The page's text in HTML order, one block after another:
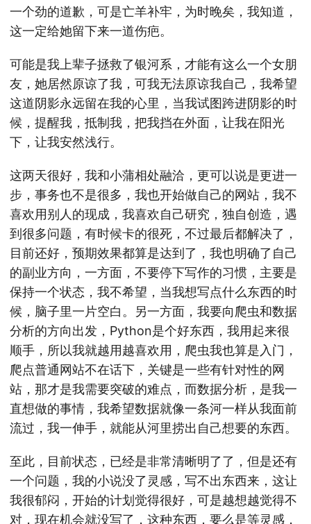
一个劲的道歉，可是亡羊补牢，为时晚矣，我知道，
这一定给她留下来一道伤疤。
可能是我上辈子拯救了银河系，才能有这么一个女朋
友，她居然原谅了我，可我无法原谅我自己，我希望
这道阴影永远留在我的心里，当我试图跨进阴影的时
候，提醒我，抵制我，把我挡在外面，让我在阳光
下，让我安然浅行。
这两天很好，我和小蒲相处融洽，更可以说是更进一
步，事务也不是很多，我也开始做自己的网站，我不
喜欢用别人的现成，我喜欢自己研究，独自创造，遇
到很多问题，有时候卡的很死，不过最后都解决了，
目前还好，预期效果都算是达到了，我也明确了自己
的副业方向，一方面，不要停下写作的习惯，主要是
保持一个状态，我不希望，当我想写点什么东西的时
候，脑子里一片空白。另一方面，我要向爬虫和数据
分析的方向出发，Python是个好东西，我用起来很
顺手，所以我就越用越喜欢用，爬虫我也算是入门，
爬点普通网站不在话下，关键是一些有针对性的网
站，那才是我需要突破的难点，而数据分析，是我一
直想做的事情，我希望数据就像一条河一样从我面前
流过，我一伸手，就能从河里捞出自己想要的东西。
至此，目前状态，已经是非常清晰明了了，但是还有
一个问题，我的小说没了灵感，写不出东西来，这让
我很郁闷，开始的计划觉得很好，可是越想越觉得不
对，现在机会就没写了，这种东西，要么是等灵感，